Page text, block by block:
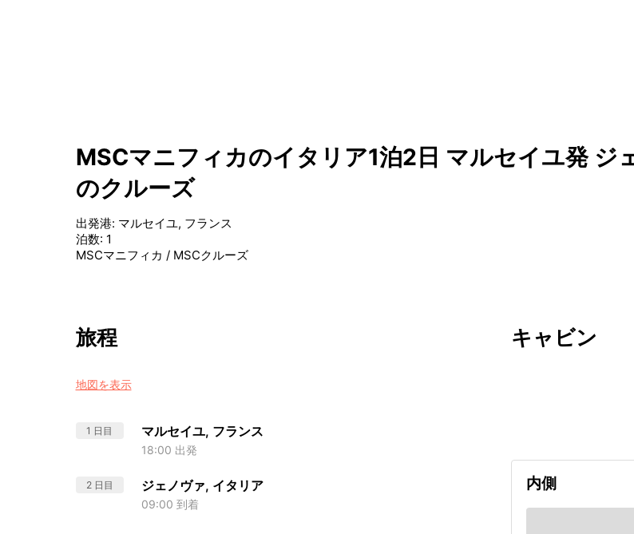
MSCマニフィカのイタリア1泊2日 マルセイユ発 ジ
のクルーズ
出発港: マルセイユ, フランス
泊数: 1
MSCマニフィカ / MSCクルーズ
旅程
地図を表示
1 日目 マルセイユ, フランス
18:00 出発
2 日目 ジェノヴァ, イタリア
09:00 到着
キャビン
内側